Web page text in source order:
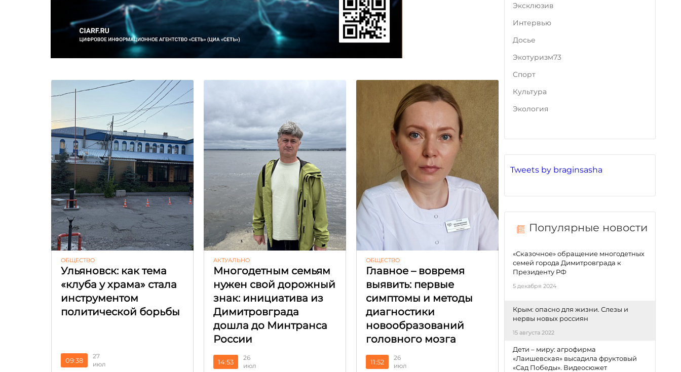
ОБЩЕСТВО
Ульяновск: как тема
«клуба у храма» стала
инструментом
политической борьбы
09:38
27
июл
АКТУАЛЬНО
Многодетным семьям
нужен свой дорожный
знак: инициатива из
Димитровграда
дошла до Минтранса
России
14:53
26
июл
ОБЩЕСТВО
Главное – вовремя
выявить: первые
симптомы и методы
диагностики
новообразований
головного мозга
11:52
26
июл
Tweets by braginsasha
Популярные новости
«Сказочное» обращение многодетных
семей города Димитровграда к
Президенту РФ
5 декабря 2024
Крым: опасно для жизни. Слезы и
нервы новых россиян
15 августа 2022
Дети – миру: агрофирма
«Лаишевская» высадила фруктовый
«Сад Победы». Видеосюжет
Эксклюзив
Интервью
Досье
Экотуризм73
Cпорт
Культура
Экология